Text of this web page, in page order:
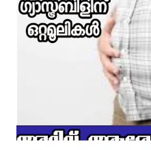
മാറ്റിവച്ച ചിക്കൻ ചേർത്ത്
മിക്സിയുടെ ജാറിലേക്ക്
എന്നിവ ചേർത്ത് നന്നായിട്ട്
മാവൊഴിച്ചു ദോശ
പൊട്ടിച്ച് ഒഴിക്കാം
മല്ലിയില എന്നിവ
ഒരു പാനിൽ കുറച്ച് നെയ്യ്